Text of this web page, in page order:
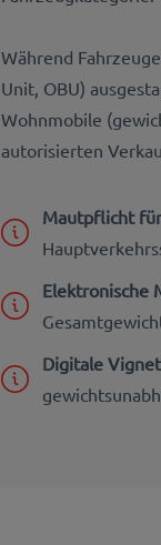
Während
Unit, OBU)
Wohnmobile
autorisierten
Mautpflicht
Elektronische
Digitale